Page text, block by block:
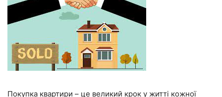
Покупка квартири – це великий крок у житті кожної